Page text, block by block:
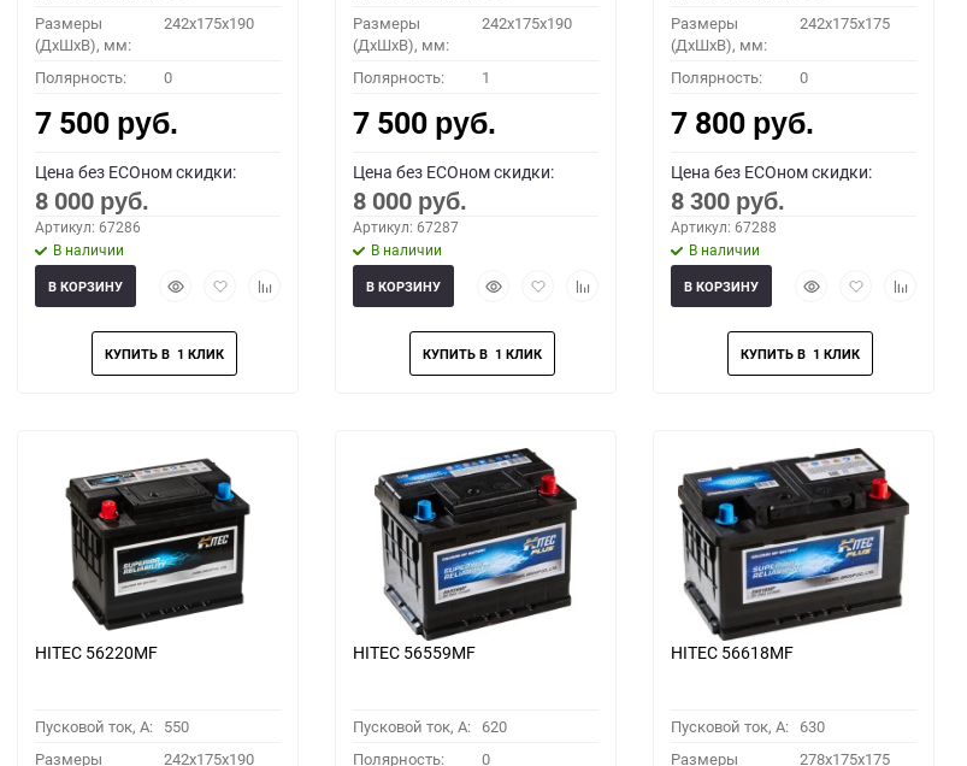
Размеры
(ДхШхВ), мм:
242x175x190
Полярность: 0
7 500 руб.
Цена без ECOном скидки:
8 000 руб.
Артикул: 67286
В наличии
БыстрыйДобавить
избранное
Добавить
В КОРЗИНУ
Размеры
(ДхШхВ), мм:
242x175x190
Полярность: 1
7 500 руб.
Цена без ECOном скидки:
8 000 руб.
Артикул: 67287
В наличии
БыстрыйДобавить
избранное
Добавить
В КОРЗИНУ
Размеры
(ДхШхВ), мм:
242x175x175
Полярность: 0
7 800 руб.
Цена без ECOном скидки:
8 300 руб.
Артикул: 67288
В наличии
БыстрыйДобавить
избранное
Добавить
В КОРЗИНУ
HITEC 56220MF
Пусковой ток, A: 550
Размеры
242x175x190
HITEC 56559MF
Пусковой ток, A: 620
Полярность:
0
HITEC 56618MF
Пусковой ток, A: 630
Размеры
278x175x175